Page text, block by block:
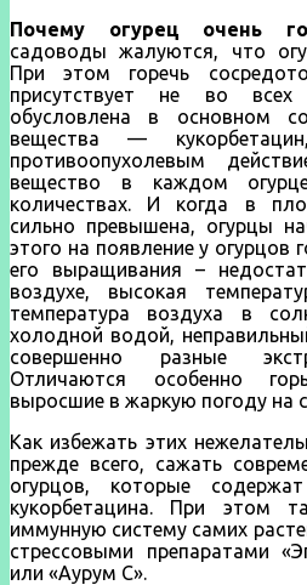
Почему огурец очень
садоводы жалуются, что
При этом горечь
присутствует не во
обусловлена в основном
вещества —
противоопухолевым
вещество в каждом
количествах. И когда в
сильно превышена, огурцы
этого на появление у огурцов
его выращивания –
воздухе, высокая
температура воздуха в
холодной водой,
совершенно разные
Отличаются особенно
выросшие в жаркую погоду на
Как избежать этих
прежде всего, сажать
огурцов, которые
кукорбетацина. При этом
иммунную систему самих
стрессовыми препаратами
или «Аурум С».